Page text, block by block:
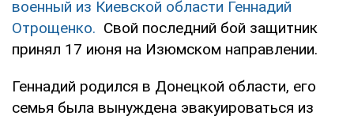
военный из Киевской области Геннадий
Отрощенко. Свой последний бой защитник
принял 17 июня на Изюмском направлении.
Геннадий родился в Донецкой области, его
семья была вынуждена эвакуироваться из